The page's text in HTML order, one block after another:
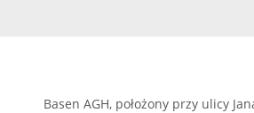
Basen AGH, położony przy ulicy